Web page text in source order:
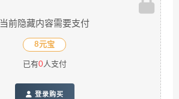
当前隐藏内容需要支付
8元宝
已有0人支付
登录购买